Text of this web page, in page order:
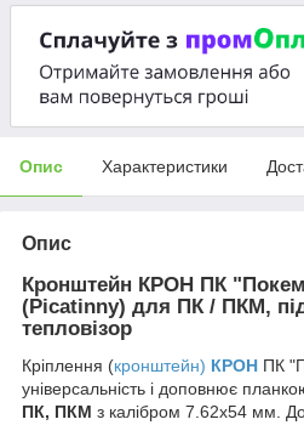
Опис Характеристики
Опис
Кронштейн КРОН ПК
(Picatinny) для ПК / ПКМ,
тепловізор
Кріплення (кронштейн) КРОН ПК
універсальність і доповнює
ПК, ПКМ з калібром 7.62х54 мм.